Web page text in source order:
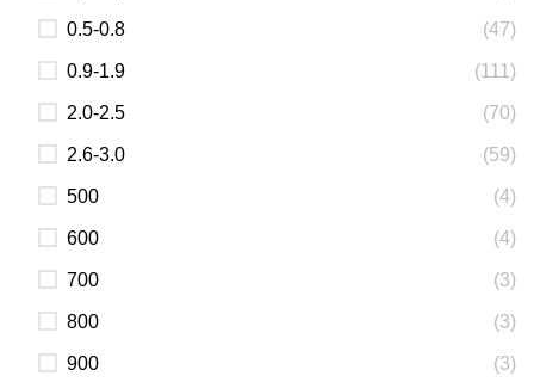
0.5-0.8 (47)
0.9-1.9 (111)
2.0-2.5 (70)
2.6-3.0 (59)
500 (4)
600 (4)
700 (3)
800 (3)
900 (3)